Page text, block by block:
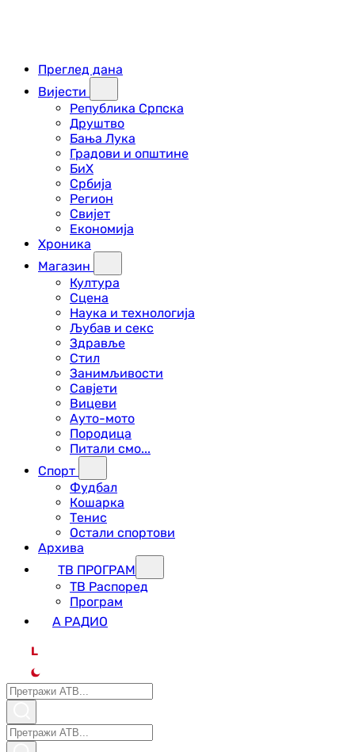
Преглед дана
Вијести
Република Српска
Друштво
Бања Лука
Градови и општине
БиХ
Србија
Регион
Свијет
Економија
Хроника
Магазин
Култура
Сцена
Наука и технологија
Љубав и секс
Здравље
Стил
Занимљивости
Савјети
Вицеви
Ауто-мото
Породица
Питали смо...
Спорт
Фудбал
Кошарка
Тенис
Остали спортови
Архива
ТВ ПРОГРАМ
ТВ Распоред
Програм
А РАДИО
L